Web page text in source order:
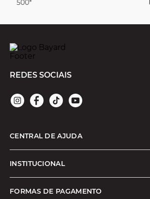
REDES SOCIAIS
CENTRAL DE AJUDA
Solicitar Troca ou Devolução
INSTITUCIONAL
Quem Somos
FORMAS DE PAGAMENTO